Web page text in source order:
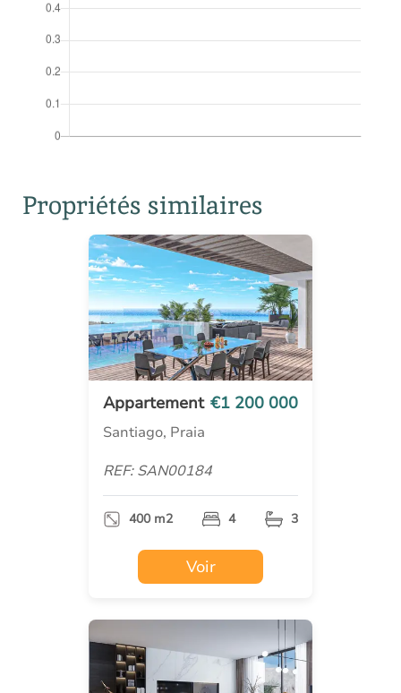
Propriétés similaires
Appartement €1 200 000
Santiago, Praia
REF: SAN00184
400 m2 4 3
Voir